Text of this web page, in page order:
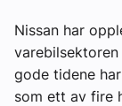
Nissan har
gode tidene
som ett av fire